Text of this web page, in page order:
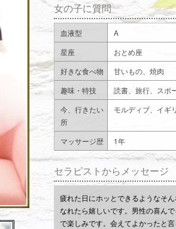
女の子に質問
血液型
A
星座
おとめ座
好きな食べ物
甘いもの、焼肉
趣味・特技
読書、旅行、スポ
今、行きたい
所
モルディブ、イギ
マッサージ歴 1年
セラピストからメッセージ
疲れた日にホッとできるようなそ
なれたら嬉しいです。男性の喜ん
で楽しみです。会えてよかったと